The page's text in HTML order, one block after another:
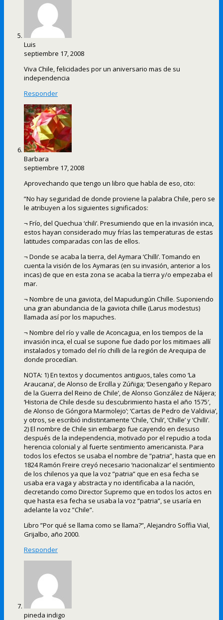
Luis
septiembre 17, 2008
Viva Chile, felicidades por un aniversario mas de su
independencia
Responder
Barbara
septiembre 17, 2008
Aprovechando que tengo un libro que habla de eso, cito:
”No hay seguridad de donde proviene la palabra Chile, pero se
le atribuyen a los siguientes significados:
¬ Frío, del Quechua ‘chili’. Presumiendo que en la invasión inca,
estos hayan considerado muy frías las temperaturas de estas
latitudes comparadas con las de ellos.
¬ Donde se acaba la tierra, del Aymara ‘Chilli’. Tomando en
cuenta la visión de los Aymaras (en su invasión, anterior a los
incas) de que en esta zona se acaba la tierra y/o empezaba el
mar.
¬ Nombre de una gaviota, del Mapudungún Chille. Suponiendo
una gran abundancia de la gaviota chille (Larus modestus)
llamada así por los mapuches.
¬ Nombre del río y valle de Aconcagua, en los tiempos de la
invasión inca, el cual se supone fue dado por los mitimaes allí
instalados y tomado del río chilli de la región de Arequipa de
donde procedían.
NOTA: 1) En textos y documentos antiguos, tales como ‘La
Araucana’, de Alonso de Ercilla y Zúñiga; ‘Desengaño y Reparo
de la Guerra del Reino de Chile’, de Alonso González de Nájera;
‘Historia de Chile desde su descubrimiento hasta el año 1575′,
de Alonso de Góngora Marmolejo’; ‘Cartas de Pedro de Valdivia’,
y otros, se escribió indistintamente ‘Chile, ‘Chili’, ‘Chille’ y ‘Chilli’.
2) El nombre de Chile sin embargo fue cayendo en desuso
después de la independencia, motivado por el repudio a toda
herencia colonial y al fuerte sentimiento americanista. Para
todos los efectos se usaba el nombre de ”patria”, hasta que en
1824 Ramón Freire creyó necesario ‘nacionalizar’ el sentimiento
de los chilenos ya que la voz ”patria” que en esa fecha se
usaba era vaga y abstracta y no identificaba a la nación,
decretando como Director Supremo que en todos los actos en
que hasta esa fecha se usaba la voz ”patria”, se usaría en
adelante la voz ”Chile”.
Libro ”Por qué se llama como se llama?”, Alejandro Soffia Vial,
Grijalbo, año 2000.
Responder
pineda indigo